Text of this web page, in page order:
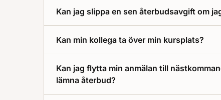
Kan jag slippa en sen återbudsavgift om
Kan min kollega ta över min kursplats?
Kan jag flytta min anmälan till
lämna återbud?